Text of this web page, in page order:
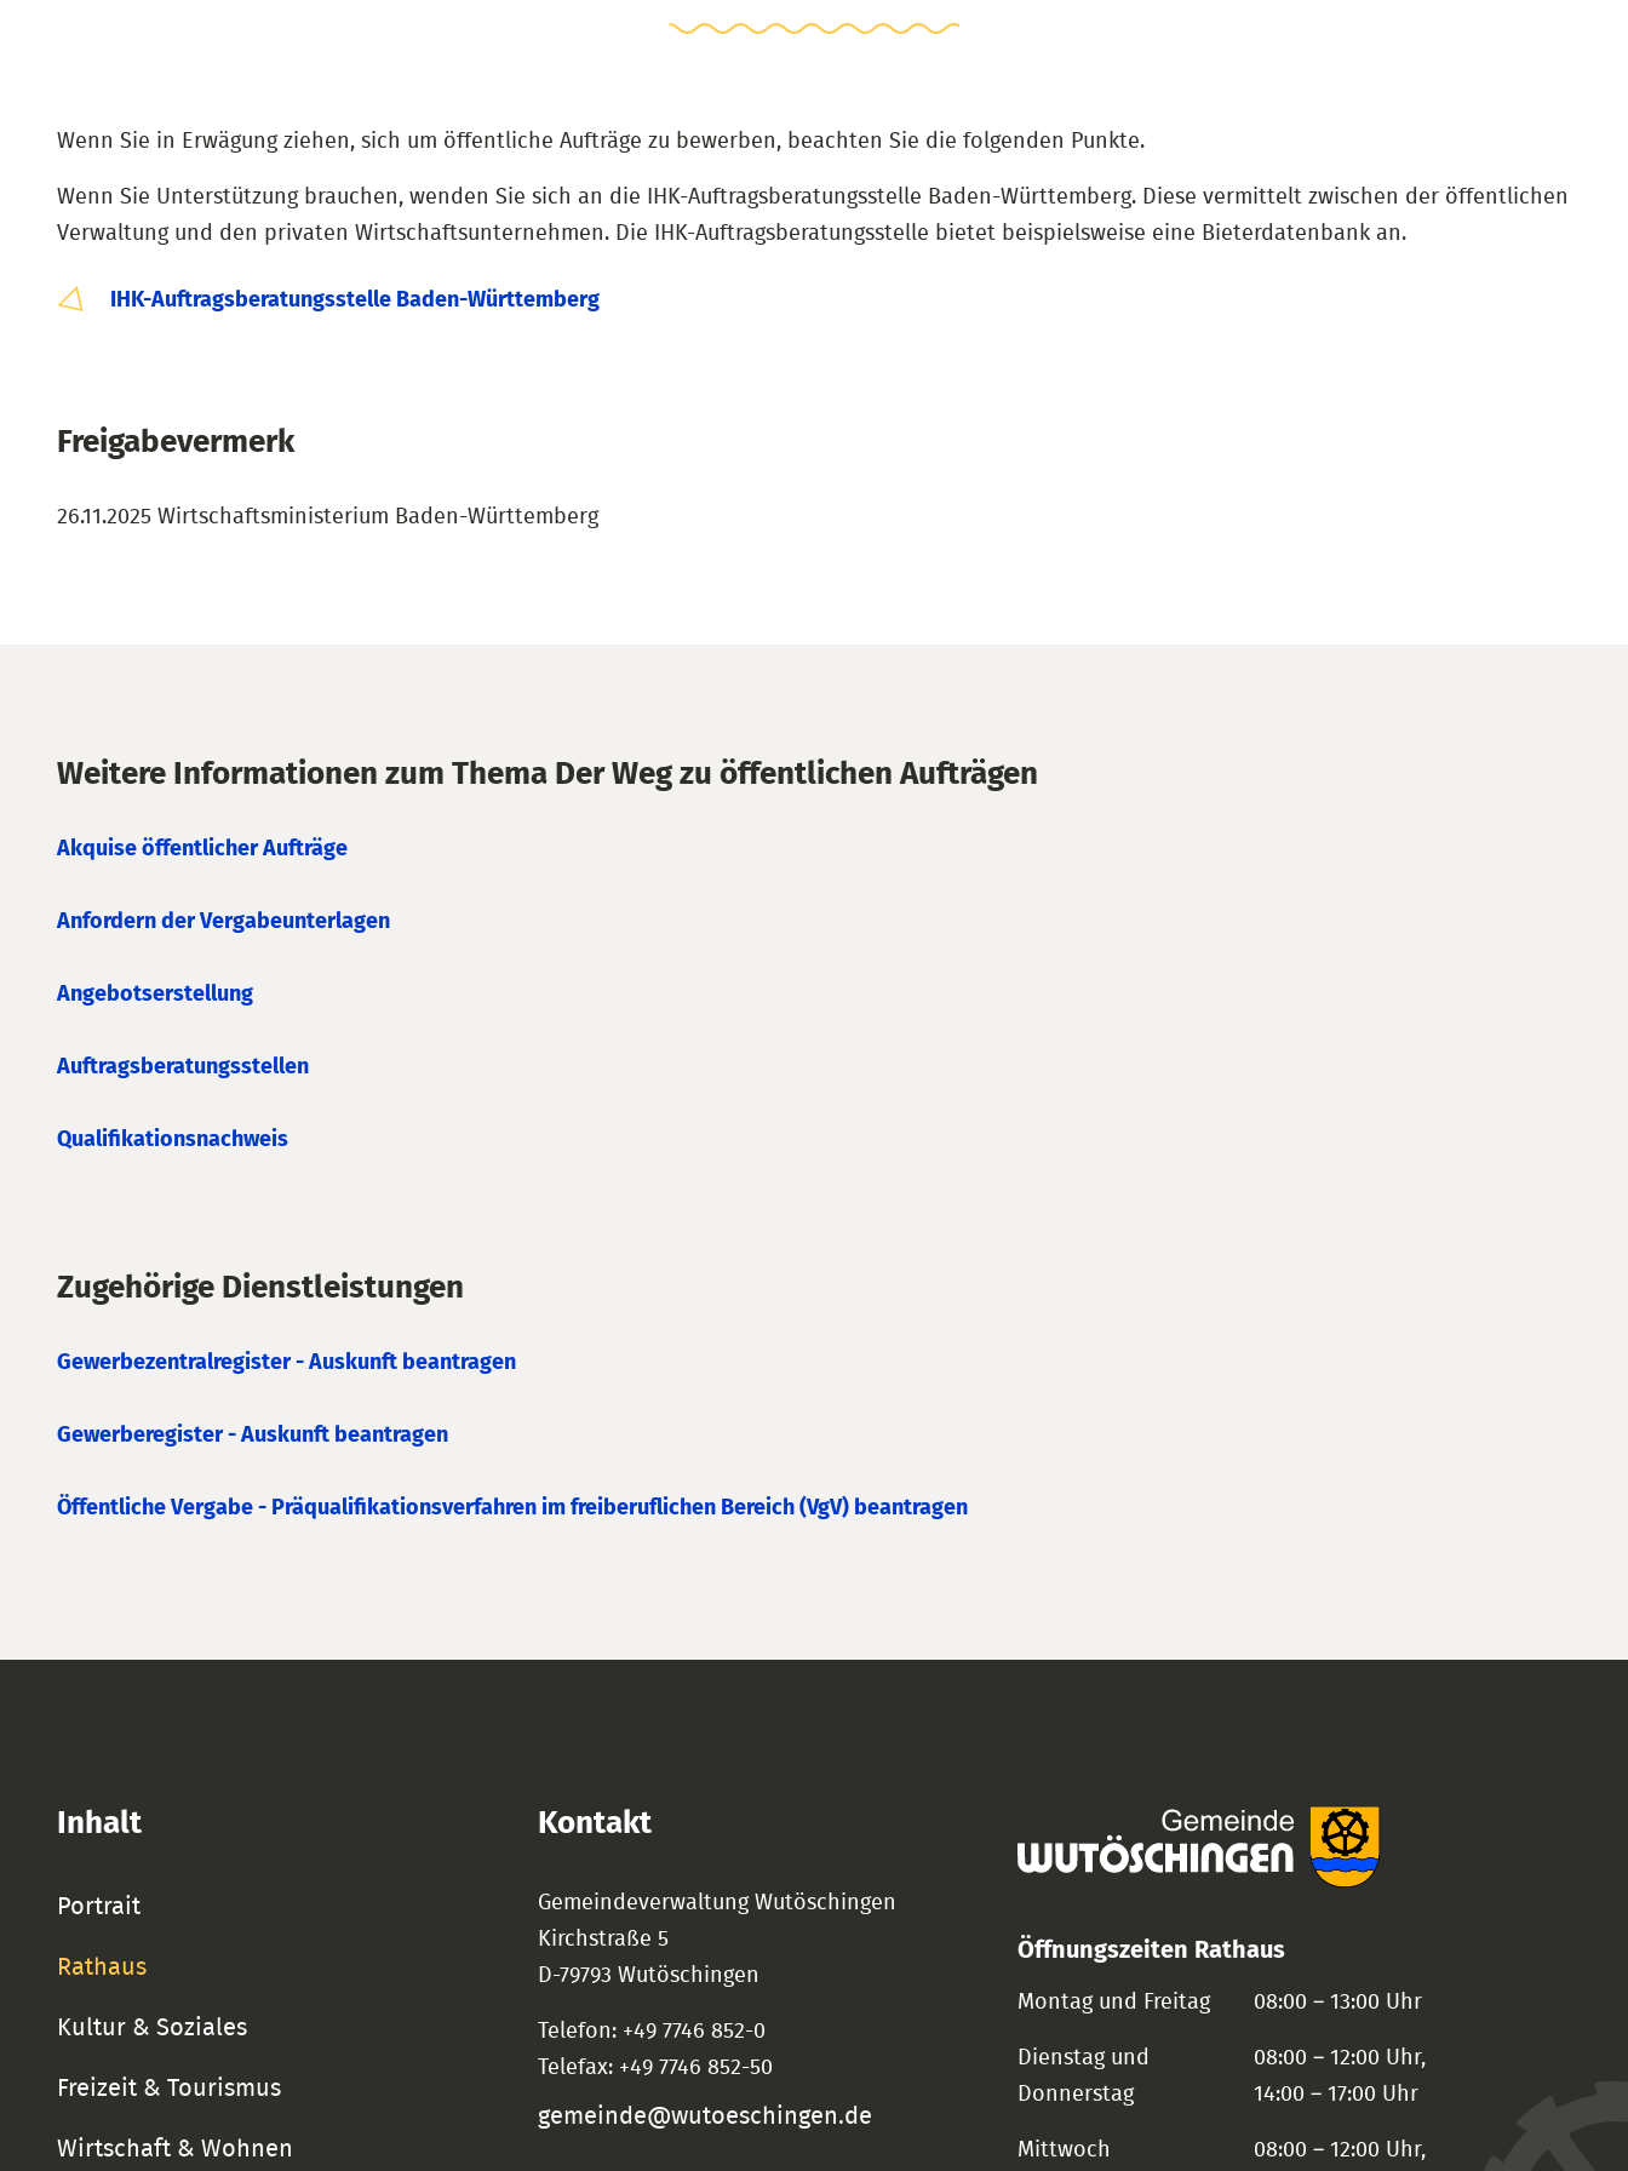
Wenn Sie in Erwägung ziehen, sich um öffentliche Aufträge zu bewerben, beachten Sie die folgenden Punkte.
Wenn Sie Unterstützung brauchen, wenden Sie sich an die IHK-Auftragsberatungsstelle Baden-Württemberg. Diese vermittelt zwischen der öffentlichen
Verwaltung und den privaten Wirtschaftsunternehmen. Die IHK-Auftragsberatungsstelle bietet beispielsweise eine Bieterdatenbank an.
IHK-Auftragsberatungsstelle Baden-Württemberg
Freigabevermerk
26.11.2025 Wirtschaftsministerium Baden-Württemberg
Weitere Informationen zum Thema Der Weg zu öffentlichen Aufträgen
Akquise öffentlicher Aufträge
Anfordern der Vergabeunterlagen
Angebotserstellung
Auftragsberatungsstellen
Qualifikationsnachweis
Zugehörige Dienstleistungen
Gewerbezentralregister - Auskunft beantragen
Gewerberegister - Auskunft beantragen
Öffentliche Vergabe - Präqualifikationsverfahren im freiberuflichen Bereich (VgV) beantragen
Inhalt
Portrait
Rathaus
Kultur & Soziales
Freizeit & Tourismus
Wirtschaft & Wohnen
Kontakt
Gemeindeverwaltung Wutöschingen
Kirchstraße 5
D-79793 Wutöschingen
Telefon: +49 7746 852-0
Telefax: +49 7746 852-50
gemeinde@wutoeschingen.de
Öffnungszeiten Rathaus
Montag und Freitag 08:00 – 13:00 Uhr
Dienstag und
Donnerstag
08:00 – 12:00 Uhr,
14:00 – 17:00 Uhr
Mittwoch 08:00 – 12:00 Uhr,